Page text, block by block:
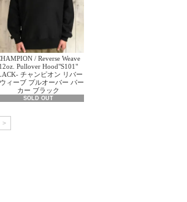
/ Reverse Weave
12oz. Pullover Hood"S101"
チャンピオン リバー
ィーブ プルオーバー パー
カー ブラック
SOLD OUT
>